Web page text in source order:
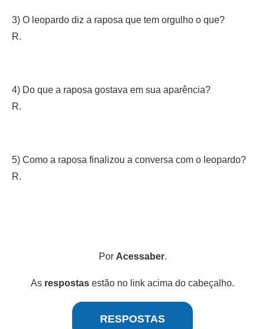
3) O leopardo diz a raposa que tem orgulho o que?
R.
4) Do que a raposa gostava em sua aparência?
R.
5) Como a raposa finalizou a conversa com o leopardo?
R.
Por Acessaber.
As respostas estão no link acima do cabeçalho.
RESPOSTAS